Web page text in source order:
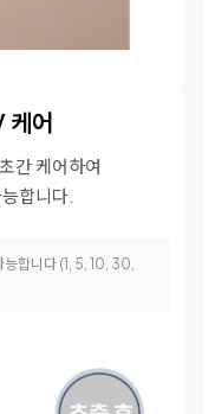
케어
간 케어하여
합니다.
합니다 (1, 5, 10, 30,